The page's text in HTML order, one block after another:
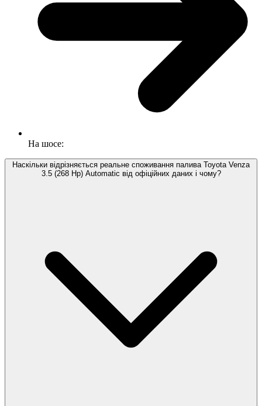
На шосе:
Наскільки відрізняється реальне споживання палива Toyota Venza
3.5 (268 Hp) Automatic від офіційних даних і чому?